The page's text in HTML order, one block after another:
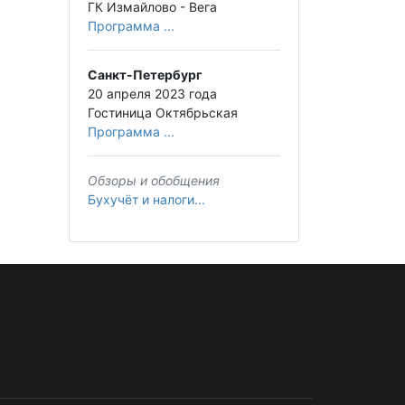
ГК Измайлово - Вега
Программа ...
Санкт-Петербург
20 апреля 2023 года
Гостиница Октябрьская
Программа ...
Обзоры и обобщения
Бухучёт и налоги...